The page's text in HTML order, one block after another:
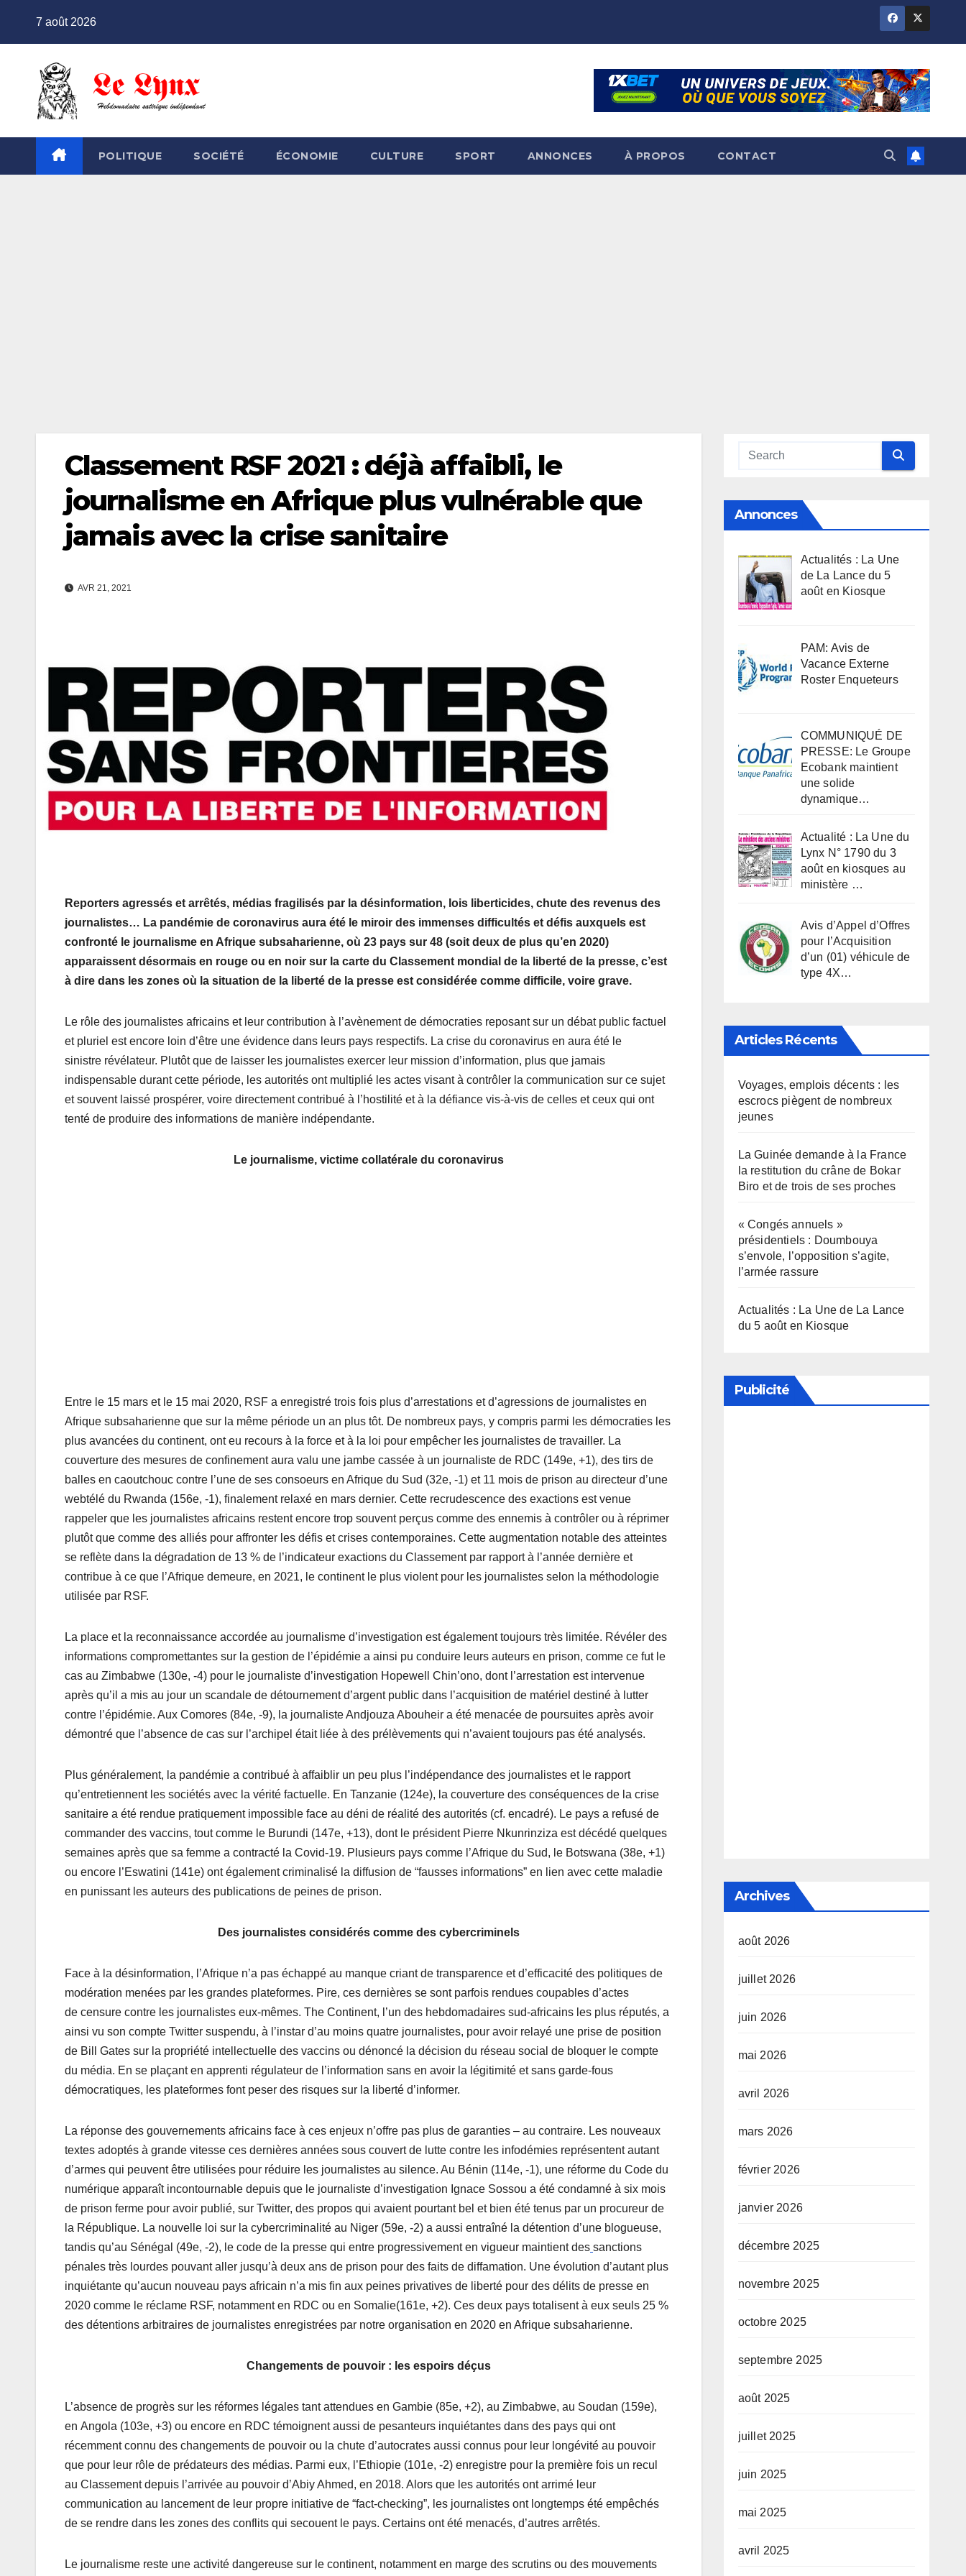
7 août 2026
POLITIQUE SOCIÉTÉ ÉCONOMIE CULTURE SPORT ANNONCES À PROPOS CONTACT
Classement RSF 2021 : déjà affaibli, le
journalisme en Afrique plus vulnérable que
jamais avec la crise sanitaire
AVR 21, 2021
Reporters agressés et arrêtés, médias fragilisés par la désinformation, lois liberticides, chute des revenus des
journalistes… La pandémie de coronavirus aura été le miroir des immenses difficultés et défis auxquels est
confronté le journalisme en Afrique subsaharienne, où 23 pays sur 48 (soit deux de plus qu’en 2020)
apparaissent désormais en rouge ou en noir sur la carte du Classement mondial de la liberté de la presse, c’est
à dire dans les zones où la situation de la liberté de la presse est considérée comme difficile, voire grave.
Le rôle des journalistes africains et leur contribution à l’avènement de démocraties reposant sur un débat public factuel
et pluriel est encore loin d’être une évidence dans leurs pays respectifs. La crise du coronavirus en aura été le
sinistre révélateur. Plutôt que de laisser les journalistes exercer leur mission d’information, plus que jamais
indispensable durant cette période, les autorités ont multiplié les actes visant à contrôler la communication sur ce sujet
et souvent laissé prospérer, voire directement contribué à l’hostilité et à la défiance vis-à-vis de celles et ceux qui ont
tenté de produire des informations de manière indépendante.
Le journalisme, victime collatérale du coronavirus
Entre le 15 mars et le 15 mai 2020, RSF a enregistré trois fois plus d’arrestations et d’agressions de journalistes en
Afrique subsaharienne que sur la même période un an plus tôt. De nombreux pays, y compris parmi les démocraties les
plus avancées du continent, ont eu recours à la force et à la loi pour empêcher les journalistes de travailler. La
couverture des mesures de confinement aura valu une jambe cassée à un journaliste de RDC (149e, +1), des tirs de
balles en caoutchouc contre l’une de ses consoeurs en Afrique du Sud (32e, -1) et 11 mois de prison au directeur d’une
webtélé du Rwanda (156e, -1), finalement relaxé en mars dernier. Cette recrudescence des exactions est venue
rappeler que les journalistes africains restent encore trop souvent perçus comme des ennemis à contrôler ou à réprimer
plutôt que comme des alliés pour affronter les défis et crises contemporaines. Cette augmentation notable des atteintes
se reflète dans la dégradation de 13 % de l’indicateur exactions du Classement par rapport à l’année dernière et
contribue à ce que l’Afrique demeure, en 2021, le continent le plus violent pour les journalistes selon la méthodologie
utilisée par RSF.
La place et la reconnaissance accordée au journalisme d’investigation est également toujours très limitée. Révéler des
informations compromettantes sur la gestion de l’épidémie a ainsi pu conduire leurs auteurs en prison, comme ce fut le
cas au Zimbabwe (130e, -4) pour le journaliste d’investigation Hopewell Chin’ono, dont l’arrestation est intervenue
après qu’il a mis au jour un scandale de détournement d’argent public dans l’acquisition de matériel destiné à lutter
contre l’épidémie. Aux Comores (84e, -9), la journaliste Andjouza Abouheir a été menacée de poursuites après avoir
démontré que l’absence de cas sur l’archipel était liée à des prélèvements qui n’avaient toujours pas été analysés.
Plus généralement, la pandémie a contribué à affaiblir un peu plus l’indépendance des journalistes et le rapport
qu’entretiennent les sociétés avec la vérité factuelle. En Tanzanie (124e), la couverture des conséquences de la crise
sanitaire a été rendue pratiquement impossible face au déni de réalité des autorités (cf. encadré). Le pays a refusé de
commander des vaccins, tout comme le Burundi (147e, +13), dont le président Pierre Nkunrinziza est décédé quelques
semaines après que sa femme a contracté la Covid-19. Plusieurs pays comme l’Afrique du Sud, le Botswana (38e, +1)
ou encore l’Eswatini (141e) ont également criminalisé la diffusion de “fausses informations” en lien avec cette maladie
en punissant les auteurs des publications de peines de prison.
Des journalistes considérés comme des cybercriminels
Face à la désinformation, l’Afrique n’a pas échappé au manque criant de transparence et d’efficacité des politiques de
modération menées par les grandes plateformes. Pire, ces dernières se sont parfois rendues coupables d’actes
de censure contre les journalistes eux-mêmes. The Continent, l’un des hebdomadaires sud-africains les plus réputés, a
ainsi vu son compte Twitter suspendu, à l’instar d’au moins quatre journalistes, pour avoir relayé une prise de position
de Bill Gates sur la propriété intellectuelle des vaccins ou dénoncé la décision du réseau social de bloquer le compte
du média. En se plaçant en apprenti régulateur de l’information sans en avoir la légitimité et sans garde-fous
démocratiques, les plateformes font peser des risques sur la liberté d’informer.
La réponse des gouvernements africains face à ces enjeux n’offre pas plus de garanties – au contraire. Les nouveaux
textes adoptés à grande vitesse ces dernières années sous couvert de lutte contre les infodémies représentent autant
d’armes qui peuvent être utilisées pour réduire les journalistes au silence. Au Bénin (114e, -1), une réforme du Code du
numérique apparaît incontournable depuis que le journaliste d’investigation Ignace Sossou a été condamné à six mois
de prison ferme pour avoir publié, sur Twitter, des propos qui avaient pourtant bel et bien été tenus par un procureur de
la République. La nouvelle loi sur la cybercriminalité au Niger (59e, -2) a aussi entraîné la détention d’une blogueuse,
tandis qu’au Sénégal (49e, -2), le code de la presse qui entre progressivement en vigueur maintient des sanctions
pénales très lourdes pouvant aller jusqu’à deux ans de prison pour des faits de diffamation. Une évolution d’autant plus
inquiétante qu’aucun nouveau pays africain n’a mis fin aux peines privatives de liberté pour des délits de presse en
2020 comme le réclame RSF, notamment en RDC ou en Somalie(161e, +2). Ces deux pays totalisent à eux seuls 25 %
des détentions arbitraires de journalistes enregistrées par notre organisation en 2020 en Afrique subsaharienne.
Changements de pouvoir : les espoirs déçus
L’absence de progrès sur les réformes légales tant attendues en Gambie (85e, +2), au Zimbabwe, au Soudan (159e),
en Angola (103e, +3) ou encore en RDC témoignent aussi de pesanteurs inquiétantes dans des pays qui ont
récemment connu des changements de pouvoir ou la chute d’autocrates aussi connus pour leur longévité au pouvoir
que pour leur rôle de prédateurs des médias. Parmi eux, l’Ethiopie (101e, -2) enregistre pour la première fois un recul
au Classement depuis l’arrivée au pouvoir d’Abiy Ahmed, en 2018. Alors que les autorités ont arrimé leur
communication au lancement de leur propre initiative de “fact-checking”, les journalistes ont longtemps été empêchés
de se rendre dans les zones des conflits qui secouent le pays. Certains ont été menacés, d’autres arrêtés.
Le journalisme reste une activité dangereuse sur le continent, notamment en marge des scrutins ou des mouvements
Annonces
Actualités : La Une
de La Lance du 5
août en Kiosque
PAM: Avis de
Vacance Externe
Roster Enqueteurs
COMMUNIQUÉ DE
PRESSE: Le Groupe
Ecobank maintient
une solide
dynamique…
Actualité : La Une du
Lynx N° 1790 du 3
août en kiosques au
ministère …
Avis d’Appel d’Offres
pour l’Acquisition
d’un (01) véhicule de
type 4X…
Articles Récents
Voyages, emplois décents : les
escrocs piègent de nombreux
jeunes
La Guinée demande à la France
la restitution du crâne de Bokar
Biro et de trois de ses proches
« Congés annuels »
présidentiels : Doumbouya
s’envole, l’opposition s’agite,
l’armée rassure
Actualités : La Une de La Lance
du 5 août en Kiosque
Publicité
Archives
août 2026
juillet 2026
juin 2026
mai 2026
avril 2026
mars 2026
février 2026
janvier 2026
décembre 2025
novembre 2025
octobre 2025
septembre 2025
août 2025
juillet 2025
juin 2025
mai 2025
avril 2025